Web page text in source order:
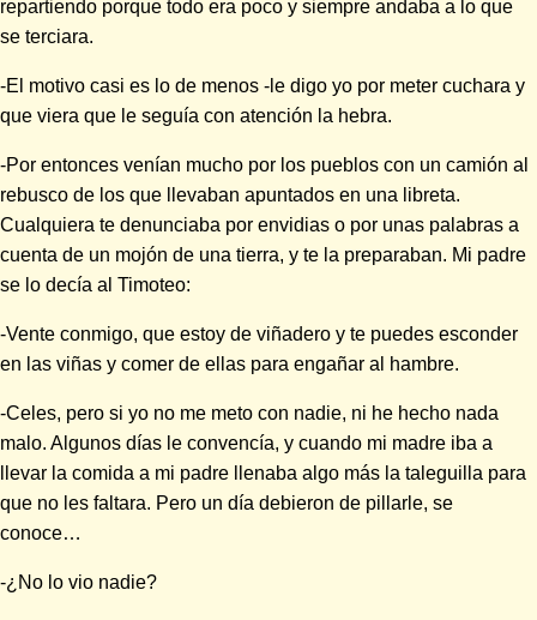
repartiendo porque todo era poco y siempre andaba a lo que
se terciara.
-El motivo casi es lo de menos -le digo yo por meter cuchara y
que viera que le seguía con atención la hebra.
-Por entonces venían mucho por los pueblos con un camión al
rebusco de los que llevaban apuntados en una libreta.
Cualquiera te denunciaba por envidias o por unas palabras a
cuenta de un mojón de una tierra, y te la preparaban. Mi padre
se lo decía al Timoteo:
-Vente conmigo, que estoy de viñadero y te puedes esconder
en las viñas y comer de ellas para engañar al hambre.
-Celes, pero si yo no me meto con nadie, ni he hecho nada
malo. Algunos días le convencía, y cuando mi madre iba a
llevar la comida a mi padre llenaba algo más la taleguilla para
que no les faltara. Pero un día debieron de pillarle, se
conoce…
-¿No lo vio nadie?